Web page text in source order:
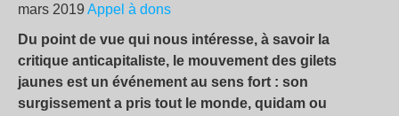
mars 2019 Appel à dons
Du point de vue qui nous intéresse, à savoir la
critique anticapitaliste, le mouvement des gilets
jaunes est un événement au sens fort : son
surgissement a pris tout le monde, quidam ou